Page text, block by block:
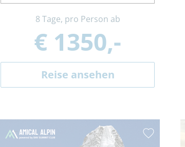
8 Tage, pro Person ab
€ 1350,-
Reise ansehen